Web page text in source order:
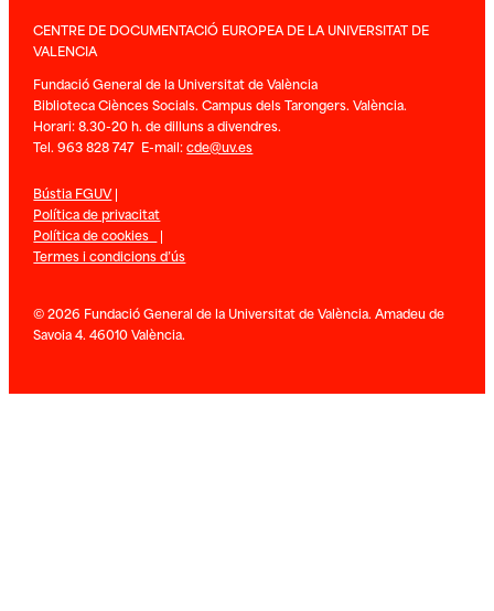
CENTRE DE DOCUMENTACIÓ EUROPEA DE LA UNIVERSITAT DE
VALENCIA
Fundació General de la Universitat de València
Biblioteca Ciènces Socials. Campus dels Tarongers. València.
Horari: 8.30-20 h. de dilluns a divendres.
Tel. 963 828 747 E-mail:cde@uv.es
Bústia FGUV|
Política de privacitat
Política de cookies |
Termes i condicions d’ús
© 2026 Fundació General de la Universitat de València. Amadeu de
Savoia 4. 46010 València.